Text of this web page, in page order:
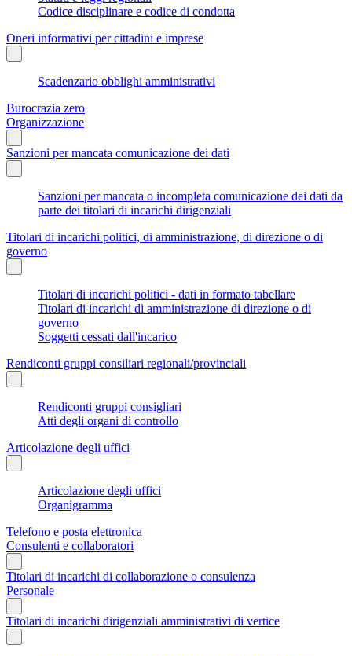
Codice disciplinare e codice di condotta
Oneri informativi per cittadini e imprese
Scadenzario obblighi amministrativi
Burocrazia zero
Organizzazione
Sanzioni per mancata comunicazione dei dati
Sanzioni per mancata o incompleta comunicazione dei dati da
parte dei titolari di incarichi dirigenziali
Titolari di incarichi politici, di amministrazione, di direzione o di
governo
Titolari di incarichi politici - dati in formato tabellare
Titolari di incarichi di amministrazione di direzione o di
governo
Soggetti cessati dall'incarico
Rendiconti gruppi consiliari regionali/provinciali
Rendiconti gruppi consigliari
Atti degli organi di controllo
Articolazione degli uffici
Articolazione degli uffici
Organigramma
Telefono e posta elettronica
Consulenti e collaboratori
Titolari di incarichi di collaborazione o consulenza
Personale
Titolari di incarichi dirigenziali amministrativi di vertice